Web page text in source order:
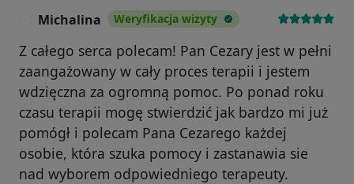
Michalina Weryfikacja wizyty
Z całego serca polecam! Pan Cezary jest w pełni
zaangażowany w cały proces terapii i jestem
wdzięczna za ogromną pomoc. Po ponad roku
czasu terapii mogę stwierdzić jak bardzo mi już
pomógł i polecam Pana Cezarego każdej
osobie, która szuka pomocy i zastanawia sie
nad wyborem odpowiedniego terapeuty.